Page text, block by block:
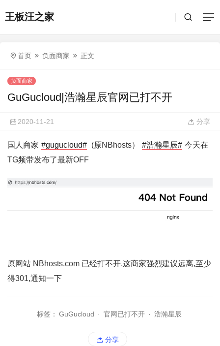
王板汪之家
首页 负面商家 正文
负面商家
GuGucloud|浩瀚星辰官网已打不开
2020-11-21 分享
国人商家 #gugucloud# (原NBhosts） #浩瀚星辰# 今天在
TG频带发布了最新OFF
原网站 NBhosts.com 已经打不开,这商家强烈建议远离,至少
得301,通知一下
标签： GuGucloud · 官网已打不开 · 浩瀚星辰
分享